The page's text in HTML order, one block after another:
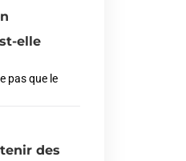
elle
pas que le
des